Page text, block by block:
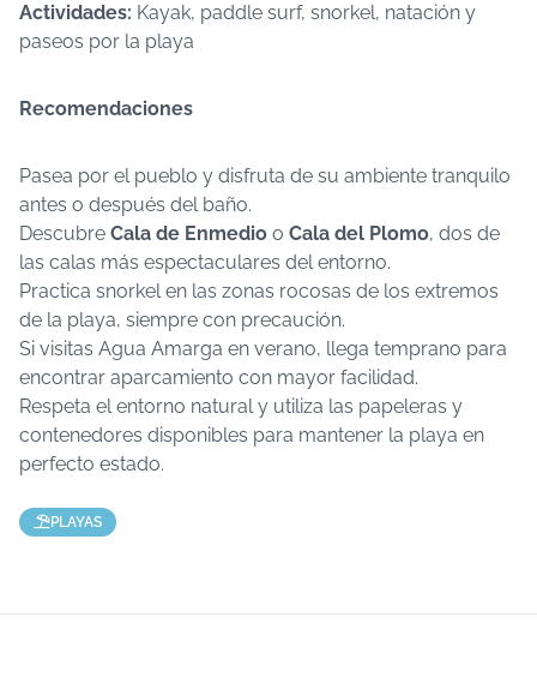
Actividades: Kayak, paddle surf, snorkel, natación y
paseos por la playa
Recomendaciones
Pasea por el pueblo y disfruta de su ambiente tranquilo
antes o después del baño.
Descubre Cala de Enmedio o Cala del Plomo, dos de
las calas más espectaculares del entorno.
Practica snorkel en las zonas rocosas de los extremos
de la playa, siempre con precaución.
Si visitas Agua Amarga en verano, llega temprano para
encontrar aparcamiento con mayor facilidad.
Respeta el entorno natural y utiliza las papeleras y
contenedores disponibles para mantener la playa en
perfecto estado.
PLAYAS